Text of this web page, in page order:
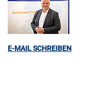
E-MAIL SCHREIBEN